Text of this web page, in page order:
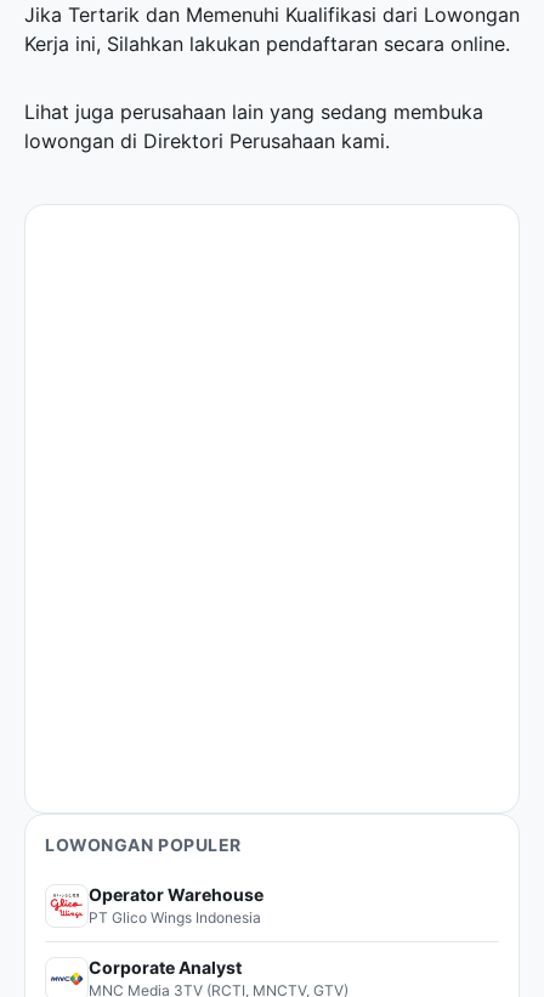
Jika Tertarik dan Memenuhi Kualifikasi dari Lowongan
Kerja ini, Silahkan lakukan pendaftaran secara online.
Lihat juga perusahaan lain yang sedang membuka
lowongan di Direktori Perusahaan kami.
LOWONGAN POPULER
Operator Warehouse
PT Glico Wings Indonesia
Corporate Analyst
MNC Media 3TV (RCTI, MNCTV, GTV)